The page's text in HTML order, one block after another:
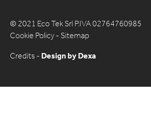
© 2021 Eco Tek Srl P.IVA 02764760985
Cookie Policy - Sitemap
Credits - Design by Dexa